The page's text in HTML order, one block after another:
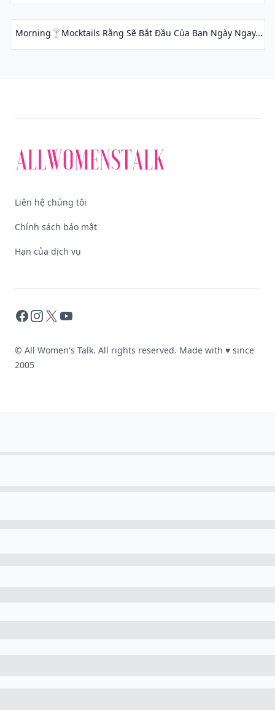
Morning🍸Mocktails Rằng Sẽ Bắt Đầu Của Bạn Ngày Ngay...
Liên hệ chúng tôi
Chính sách bảo mật
Hạn của dịch vụ
Facebook
Instagram
X YouTube
© All Women's Talk. All rights reserved. Made with ♥ since
2005